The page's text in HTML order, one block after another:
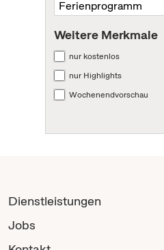
Weitere Merkmale
nur kostenlos
nur Highlights
Wochenendvorschau
Dienstleistungen
Jobs